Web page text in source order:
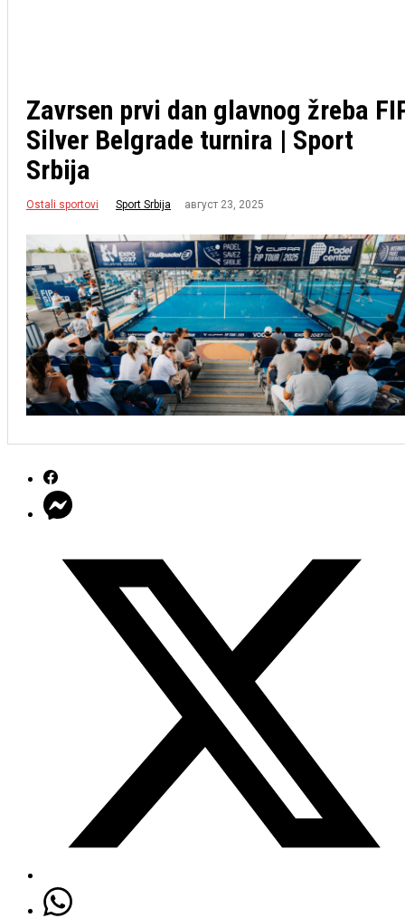
Zavrsen prvi dan glavnog žreba
Silver Belgrade turnira | Sport
Srbija
Ostali sportovi Sport Srbija август 23, 2025